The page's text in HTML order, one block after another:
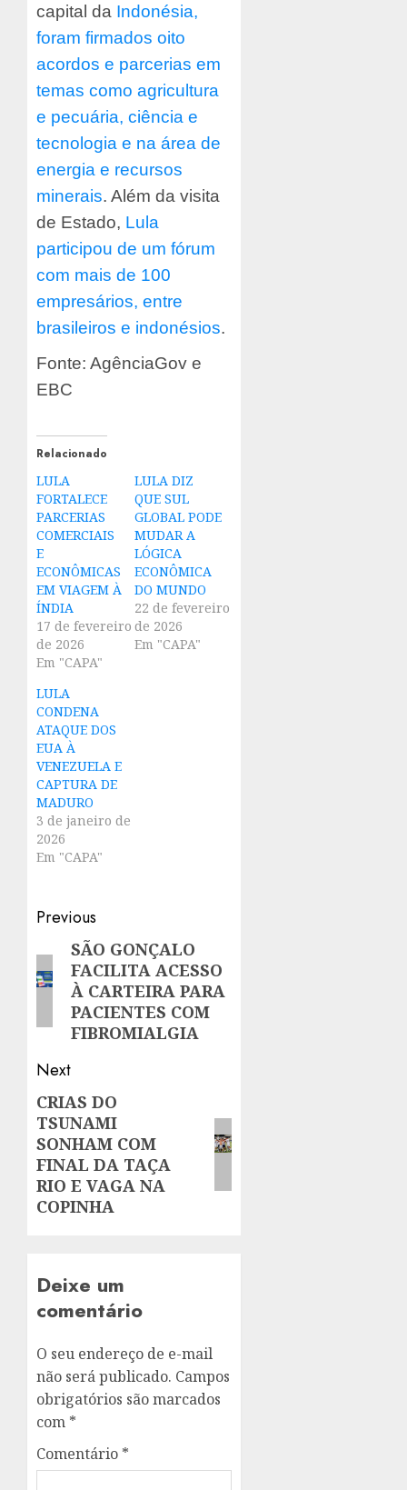
capital da Indonésia,
foram firmados oito
acordos e parcerias em
temas como agricultura
e pecuária, ciência e
tecnologia e na área de
energia e recursos
minerais. Além da visita
de Estado, Lula
participou de um fórum
com mais de 100
empresários, entre
brasileiros e indonésios.
Fonte: AgênciaGov e
EBC
Relacionado
LULA
FORTALECE
PARCERIAS
COMERCIAIS
E
ECONÔMICAS
EM VIAGEM À
ÍNDIA
17 de fevereiro
de 2026
Em "CAPA"
LULA DIZ
QUE SUL
GLOBAL PODE
MUDAR A
LÓGICA
ECONÔMICA
DO MUNDO
22 de fevereiro
de 2026
Em "CAPA"
LULA
CONDENA
ATAQUE DOS
EUA À
VENEZUELA E
CAPTURA DE
MADURO
3 de janeiro de
2026
Em "CAPA"
Post
navigation
Previous
Previous
post:
SÃO GONÇALO
FACILITA ACESSO
À CARTEIRA PARA
PACIENTES COM
FIBROMIALGIA
Next
Next
post:
CRIAS DO
TSUNAMI
SONHAM COM
FINAL DA TAÇA
RIO E VAGA NA
COPINHA
Deixe um
comentário
O seu endereço de e-mail
não será publicado. Campos
obrigatórios são marcados
com *
Comentário *